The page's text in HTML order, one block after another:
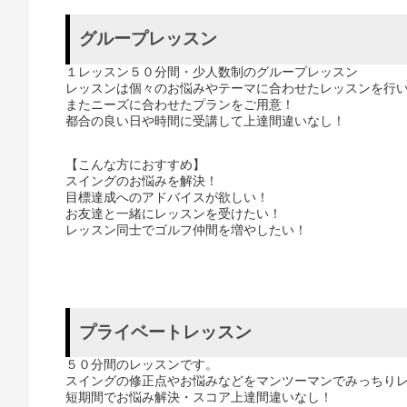
グループレッスン
１レッスン５０分間・少人数制のグループレッスン
レッスンは個々のお悩みやテーマに合わせたレッスンを行い
またニーズに合わせたプランをご用意！
都合の良い日や時間に受講して上達間違いなし！
【こんな方におすすめ】
スイングのお悩みを解決！
目標達成へのアドバイスが欲しい！
お友達と一緒にレッスンを受けたい！
レッスン同士でゴルフ仲間を増やしたい！
プライベートレッスン
５０分間のレッスンです。
スイングの修正点やお悩みなどをマンツーマンでみっちり
短期間でお悩み解決・スコア上達間違いなし！